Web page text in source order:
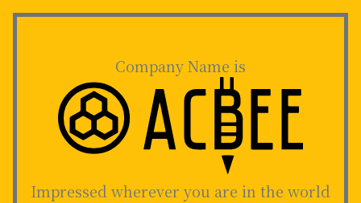
Company Name is
Impressed wherever you are in the world